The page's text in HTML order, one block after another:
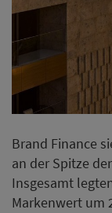
Brand Finance
an der Spitze
Insgesamt
Markenwert um